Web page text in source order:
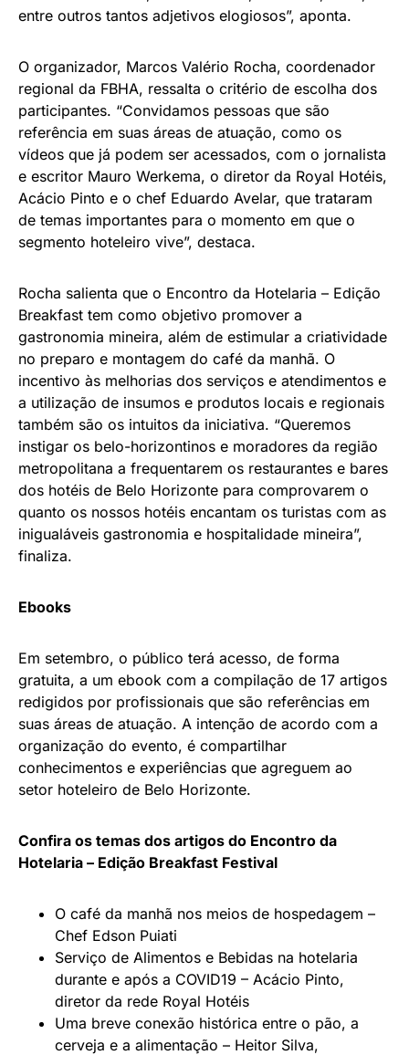
entre outros tantos adjetivos elogiosos”, aponta.
O organizador, Marcos Valério Rocha, coordenador
regional da FBHA, ressalta o critério de escolha dos
participantes. “Convidamos pessoas que são
referência em suas áreas de atuação, como os
vídeos que já podem ser acessados, com o jornalista
e escritor Mauro Werkema, o diretor da Royal Hotéis,
Acácio Pinto e o chef Eduardo Avelar, que trataram
de temas importantes para o momento em que o
segmento hoteleiro vive”, destaca.
Rocha salienta que o Encontro da Hotelaria – Edição
Breakfast tem como objetivo promover a
gastronomia mineira, além de estimular a criatividade
no preparo e montagem do café da manhã. O
incentivo às melhorias dos serviços e atendimentos e
a utilização de insumos e produtos locais e regionais
também são os intuitos da iniciativa. “Queremos
instigar os belo-horizontinos e moradores da região
metropolitana a frequentarem os restaurantes e bares
dos hotéis de Belo Horizonte para comprovarem o
quanto os nossos hotéis encantam os turistas com as
inigualáveis gastronomia e hospitalidade mineira”,
finaliza.
Ebooks
Em setembro, o público terá acesso, de forma
gratuita, a um ebook com a compilação de 17 artigos
redigidos por profissionais que são referências em
suas áreas de atuação. A intenção de acordo com a
organização do evento, é compartilhar
conhecimentos e experiências que agreguem ao
setor hoteleiro de Belo Horizonte.
Confira os temas dos artigos do Encontro da
Hotelaria – Edição Breakfast Festival
O café da manhã nos meios de hospedagem –
Chef Edson Puiati
Serviço de Alimentos e Bebidas na hotelaria
durante e após a COVID19 – Acácio Pinto,
diretor da rede Royal Hotéis
Uma breve conexão histórica entre o pão, a
cerveja e a alimentação – Heitor Silva,